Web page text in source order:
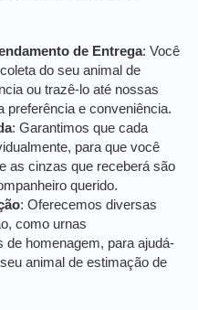
de Entrega: Você
do seu animal de
ou trazê-lo até nossas
preferência e conveniência.
: Garantimos que cada
para que você
as cinzas que receberá são
querido.
: Oferecemos diversas
como urnas
de homenagem, para ajudá-
animal de estimação de